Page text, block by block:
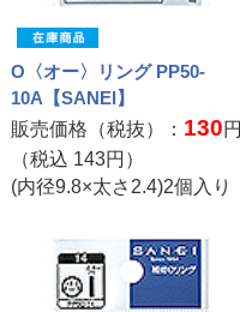
O〈オー〉リング PP50-
10A【SANEI】
販売価格（税抜）： 130円
（税込 143円）
(内径9.8×太さ2.4)2個入り